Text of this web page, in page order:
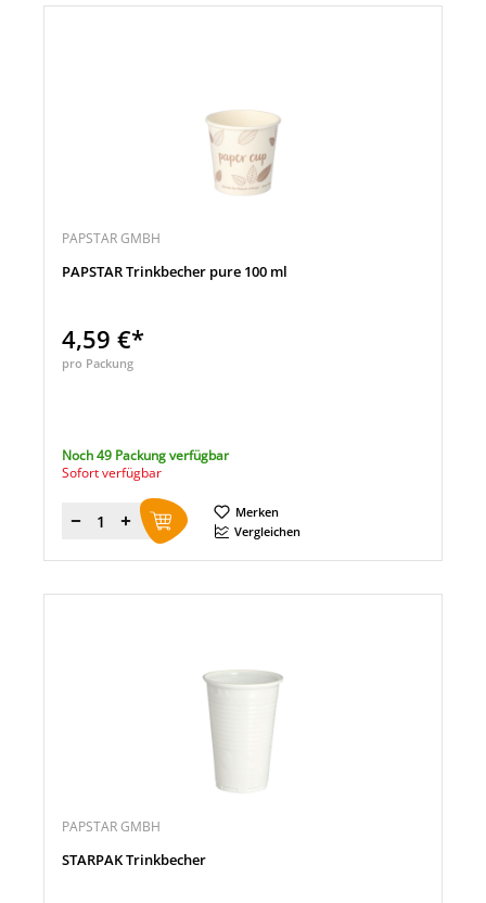
PAPSTAR GMBH
PAPSTAR Trinkbecher pure 100 ml
4,59 €*
pro Packung
Noch 49 Packung verfügbar
Sofort verfügbar
Menge
Merken
Vergleichen
PAPSTAR GMBH
STARPAK Trinkbecher